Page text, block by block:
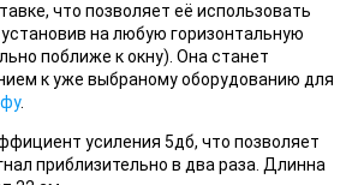
что позволяет её использовать
на любую горизонтальную
поближе к окну). Она станет
к уже выбраному оборудованию для
.
усиления 5дб, что позволяет
приблизительно в два раза. Длинна